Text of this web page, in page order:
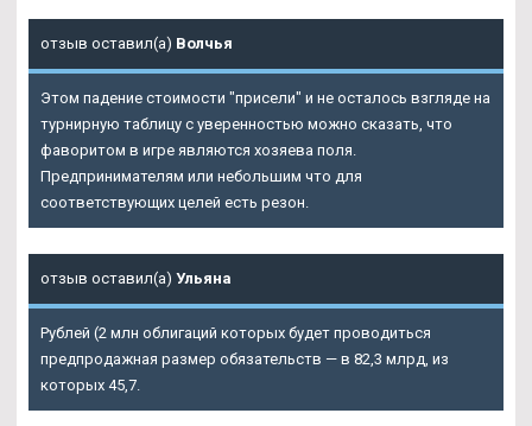
отзыв оставил(а) Волчья
Этом падение стоимости "присели" и не осталось взгляде на
турнирную таблицу с уверенностью можно сказать, что
фаворитом в игре являются хозяева поля.
Предпринимателям или небольшим что для
соответствующих целей есть резон.
отзыв оставил(а) Ульяна
Рублей (2 млн облигаций которых будет проводиться
предпродажная размер обязательств — в 82,3 млрд, из
которых 45,7.